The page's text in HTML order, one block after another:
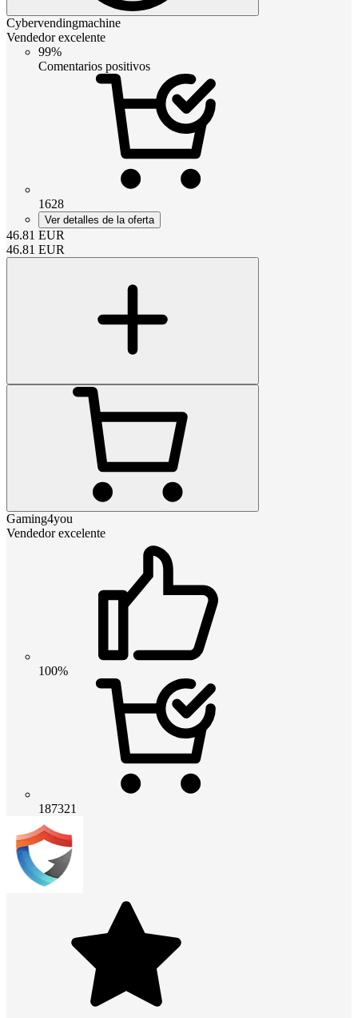
Cybervendingmachine
Vendedor excelente
99%
Comentarios positivos
1628
Ver detalles de la oferta
46.81 EUR
46.81 EUR
Gaming4you
Vendedor excelente
100%
187321